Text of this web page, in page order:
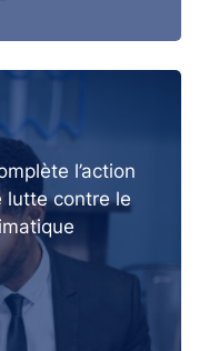
l’action
lutte contre le